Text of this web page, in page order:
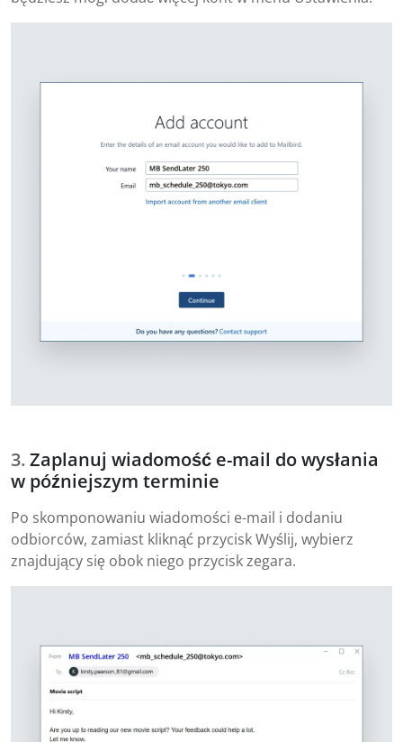
Zaplanuj wiadomość e-mail do wysłania
w późniejszym terminie
Po skomponowaniu wiadomości e-mail i dodaniu
odbiorców, zamiast kliknąć przycisk Wyślij, wybierz
znajdujący się obok niego przycisk zegara.